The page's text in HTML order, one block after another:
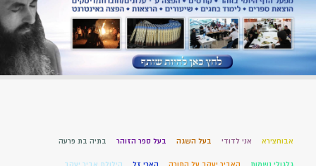
אבוחצירא אני לדודי בעל השגה בעל ספר הזוהר בתיה בת פרעה